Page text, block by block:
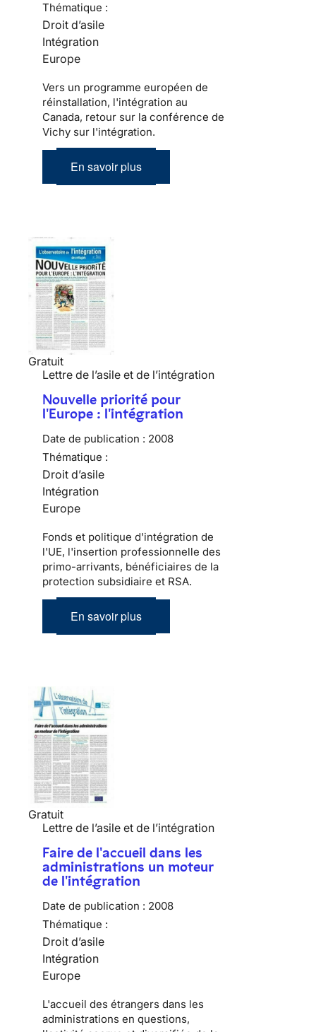
Thématique :
Droit d’asile
Intégration
Europe
Vers un programme européen de
réinstallation, l'intégration au
Canada, retour sur la conférence de
Vichy sur l'intégration.
En savoir plus
Gratuit
Lettre de l’asile et de l’intégration
Nouvelle priorité pour
l'Europe : l'intégration
Date de publication : 2008
Thématique :
Droit d’asile
Intégration
Europe
Fonds et politique d'intégration de
l'UE, l'insertion professionnelle des
primo-arrivants, bénéficiaires de la
protection subsidiaire et RSA.
En savoir plus
Gratuit
Lettre de l’asile et de l’intégration
Faire de l'accueil dans les
administrations un moteur
de l'intégration
Date de publication : 2008
Thématique :
Droit d’asile
Intégration
Europe
L'accueil des étrangers dans les
administrations en questions,